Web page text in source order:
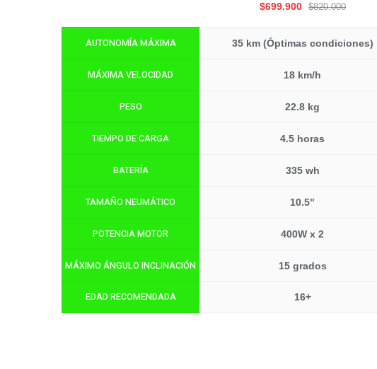
AUTONOMÍA MÁXIMA
MÁXIMA VELOCIDAD
PESO
TIEMPO DE CARGA
BATERÍA
TAMAÑO NEUMÁTICO
POTENCIA MOTOR
MÁXIMO ÁNGULO INCLINACIÓN
EDAD RECOMENDADA
$699.900
$820.000
35 km (Óptimas condiciones)
18 km/h
22.8 kg
4.5 horas
335 wh
10.5"
400W x 2
15 grados
16+